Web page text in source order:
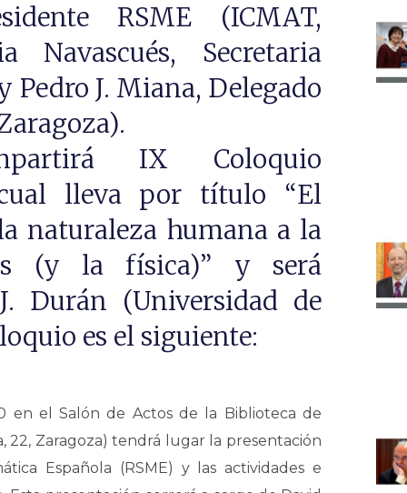
RSME (ICMAT,
Secretaria
J. Miana, Delegado
IX Coloquio
lleva por título “El
naturaleza humana a la
(y la física)” y será
Durán (Universidad de
es el siguiente:
en el Salón de Actos de la Biblioteca de
22, Zaragoza) tendrá lugar la presentación
Española (RSME) y las actividades e